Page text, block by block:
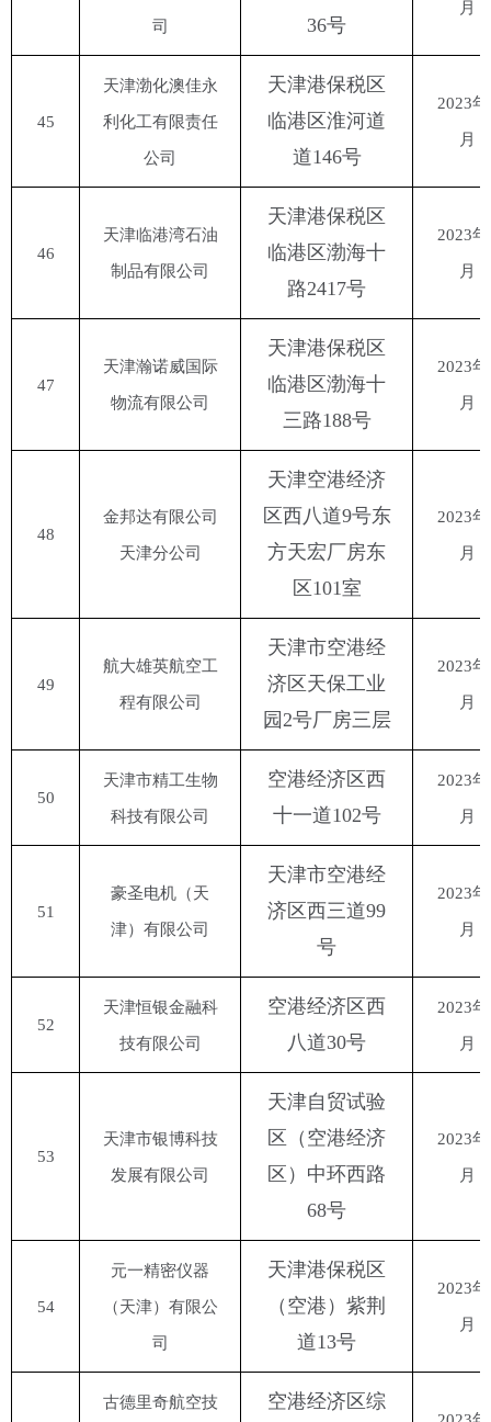
司 36号
月
45
天津渤化澳佳永
利化工有限责任
公司
天津港保税区
临港区淮河道
道146号
2023
月
46
天津临港湾石油
制品有限公司
天津港保税区
临港区渤海十
路2417号
2023
月
47
天津瀚诺威国际
物流有限公司
天津港保税区
临港区渤海十
三路188号
2023
月
48
金邦达有限公司
天津分公司
天津空港经济
区西八道9号东
方天宏厂房东
区101室
2023
月
49
航大雄英航空工
程有限公司
天津市空港经
济区天保工业
园 2号厂房三层
2023
月
50
天津市精工生物
科技有限公司
空港经济区西
十一道102号
2023
月
51
豪圣电机（天
津）有限公司
天津市空港经
济区西三道99
号
2023
月
52
天津恒银金融科
技有限公司
空港经济区西
八道30号
2023
月
53
天津市银博科技
发展有限公司
天津自贸试验
区（空港经济
区）中环西路
68号
2023
月
54
元一精密仪器
（天津）有限公
司
天津港保税区
（空港）紫荆
道13号
2023
月
古德里奇航空技
空港经济区综